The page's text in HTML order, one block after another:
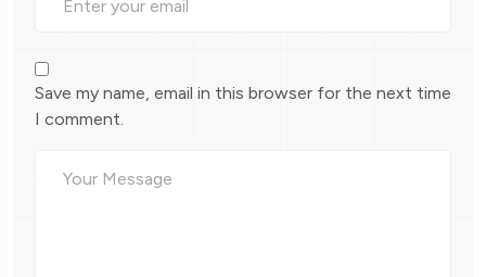
Save my name, email in this browser for the next time
I comment.